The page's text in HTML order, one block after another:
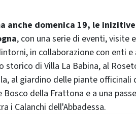
anche domenica 19, le
, con una serie di eventi, visite
in collaborazione con enti
di Villa La Babina, al
al giardino delle piante officinali
della Frattona e a una
i Calanchi dell'Abbadessa.